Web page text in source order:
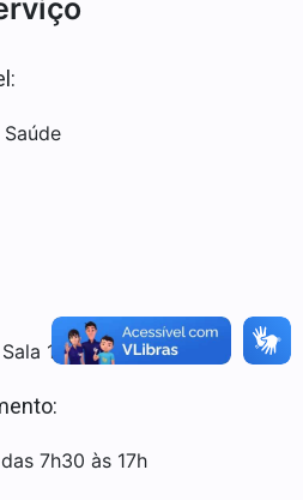
Sala 1 - Centro
7h30 às 17h